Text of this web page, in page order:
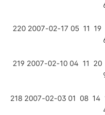
220 2007-02-17 05 11 19
219 2007-02-10 04 11 20
218 2007-02-03 01 08 14